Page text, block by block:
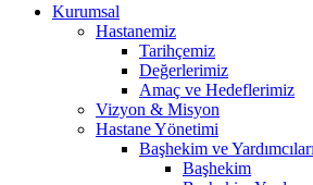
Kurumsal
Hastanemiz
Tarihçemiz
Değerlerimiz
Amaç ve Hedeflerimiz
Vizyon & Misyon
Hastane Yönetimi
Başhekim ve Yardımcıları
Başhekim